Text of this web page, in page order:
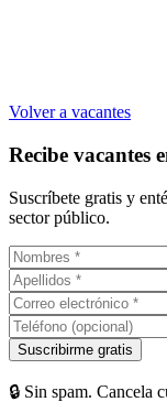
Volver a vacantes
Recibe vacantes
Suscríbete gratis y
sector público.
Suscribirme gratis
🔒 Sin spam. Cancela